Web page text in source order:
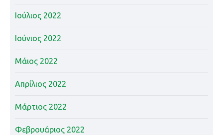
Ιούλιος 2022
Ιούνιος 2022
Μάιος 2022
Απρίλιος 2022
Μάρτιος 2022
Φεβρουάριος 2022